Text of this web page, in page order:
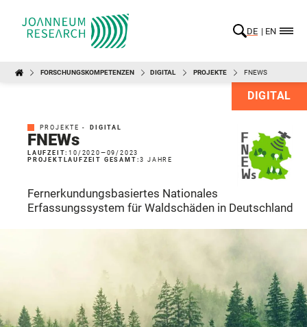
DE EN
FORSCHUNGSKOMPETENZEN DIGITAL PROJEKTE FNEWS
DIGITAL
PROJEKTE - DIGITAL
FNEWs
LAUFZEIT:10/2020 — 09/2023
PROJEKTLAUFZEIT GESAMT:3 JAHRE
Fernerkundungsbasiertes Nationales
Erfassungssystem für Waldschäden in Deutschland